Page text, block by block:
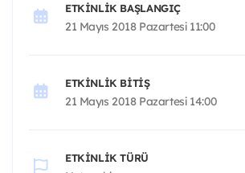
ETKINLIK BAŞLANGIÇ
21 Mayıs 2018 Pazartesi 11:00
ETKINLIK BITIŞ
21 Mayıs 2018 Pazartesi 14:00
ETKINLIK TÜRÜ